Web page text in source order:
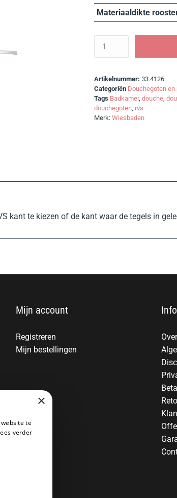
Materiaaldikte
Artikelnummer: 33.4126
Categoriën Douchegoten en
Tags Badkamer, douche,
douchegoten, rvs
Merk: Wiesbaden
kant te kiezen of de kant waar de tegels in
Mijn account
Registreren
Mijn bestellingen
×
te
verder